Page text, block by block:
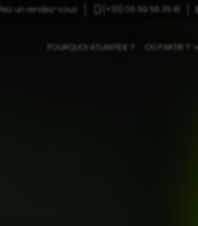
un rendez-vous (+33) 05 59 56 35 16
POURQUOI ATLANTIDE ? OÙ PARTIR ?